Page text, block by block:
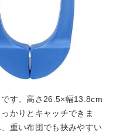
す。高さ26.5×幅13.8cm
かりとキャッチできま
重い布団でも挟みやすい